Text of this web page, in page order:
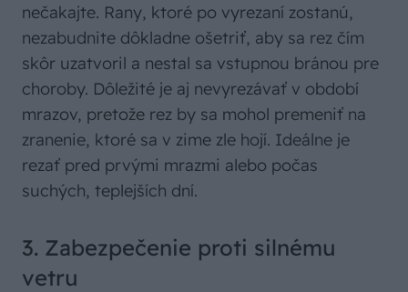
nečakajte. Rany, ktoré po vyrezaní zostanú,
nezabudnite dôkladne ošetriť, aby sa rez čím
skôr uzatvoril a nestal sa vstupnou bránou pre
choroby. Dôležité je aj nevyrezávať v období
mrazov, pretože rez by sa mohol premeniť na
zranenie, ktoré sa v zime zle hojí. Ideálne je
rezať pred prvými mrazmi alebo počas
suchých, teplejších dní.
3. Zabezpečenie proti silnému
vetru